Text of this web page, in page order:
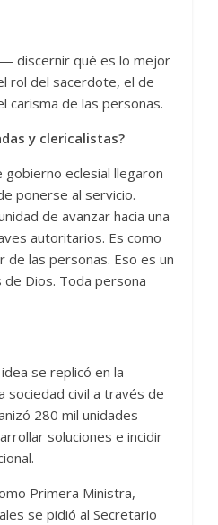
discernir qué es lo mejor
rol del sacerdote, el de
carisma de las personas.
y clericalistas?
eclesial llegaron
ponerse al servicio.
de avanzar hacia una
autoritarios. Es como
de las personas. Eso es un
Dios. Toda persona
se replicó en la
sociedad civil a través de
280 mil unidades
soluciones e incidir
Primera Ministra,
se pidió al Secretario